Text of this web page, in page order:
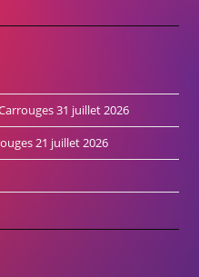
31 juillet 2026
21 juillet 2026